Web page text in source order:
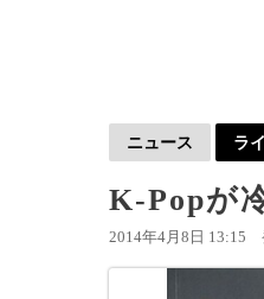
ニュース ラ
K-Popが
2014年4月8日 13:15